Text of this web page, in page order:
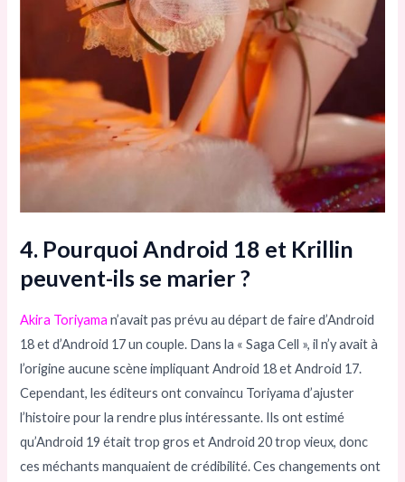
4. Pourquoi Android 18 et Krillin
peuvent-ils se marier ?
Akira Toriyama n’avait pas prévu au départ de faire d’Android
18 et d’Android 17 un couple. Dans la « Saga Cell », il n’y avait à
l’origine aucune scène impliquant Android 18 et Android 17.
Cependant, les éditeurs ont convaincu Toriyama d’ajuster
l’histoire pour la rendre plus intéressante. Ils ont estimé
qu’Android 19 était trop gros et Android 20 trop vieux, donc
ces méchants manquaient de crédibilité. Ces changements ont